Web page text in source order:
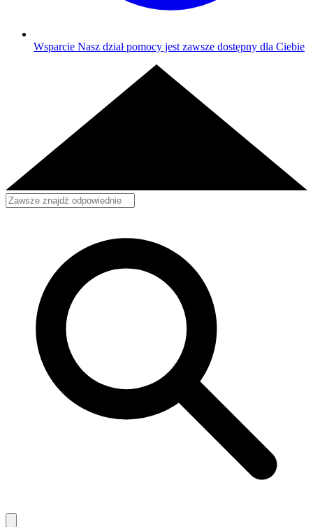
Wsparcie Nasz dział pomocy jest zawsze dostępny dla Ciebie